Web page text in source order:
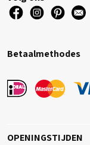
Betaalmethodes
OPENINGSTIJDEN